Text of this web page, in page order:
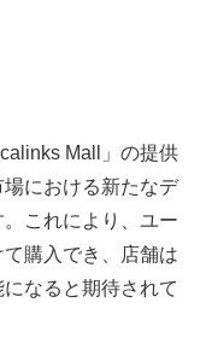
Mall」の提供
における新たなデ
これにより、ユー
購入でき、店舗は
なると期待されて